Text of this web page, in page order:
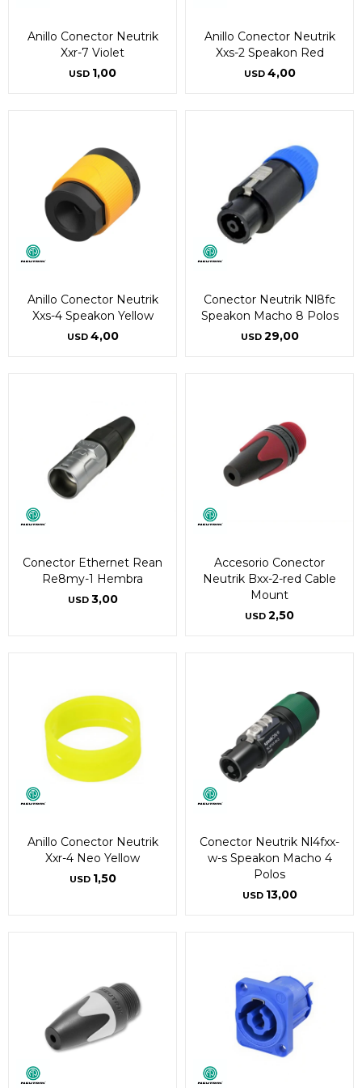
Anillo Conector Neutrik
Xxr-7 Violet
USD 1,00
Anillo Conector Neutrik
Xxs-2 Speakon Red
USD 4,00
Anillo Conector Neutrik
Xxs-4 Speakon Yellow
USD 4,00
Conector Neutrik Nl8fc
Speakon Macho 8 Polos
USD 29,00
Conector Ethernet Rean
Re8my-1 Hembra
USD 3,00
Accesorio Conector
Neutrik Bxx-2-red Cable
Mount
USD 2,50
Anillo Conector Neutrik
Xxr-4 Neo Yellow
USD 1,50
Conector Neutrik Nl4fxx-
w-s Speakon Macho 4
Polos
USD 13,00